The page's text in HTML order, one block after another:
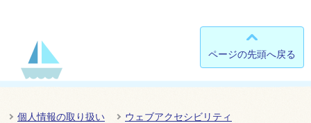
ページの先頭へ戻る
個人情報の取り扱い ウェブアクセシビリティ